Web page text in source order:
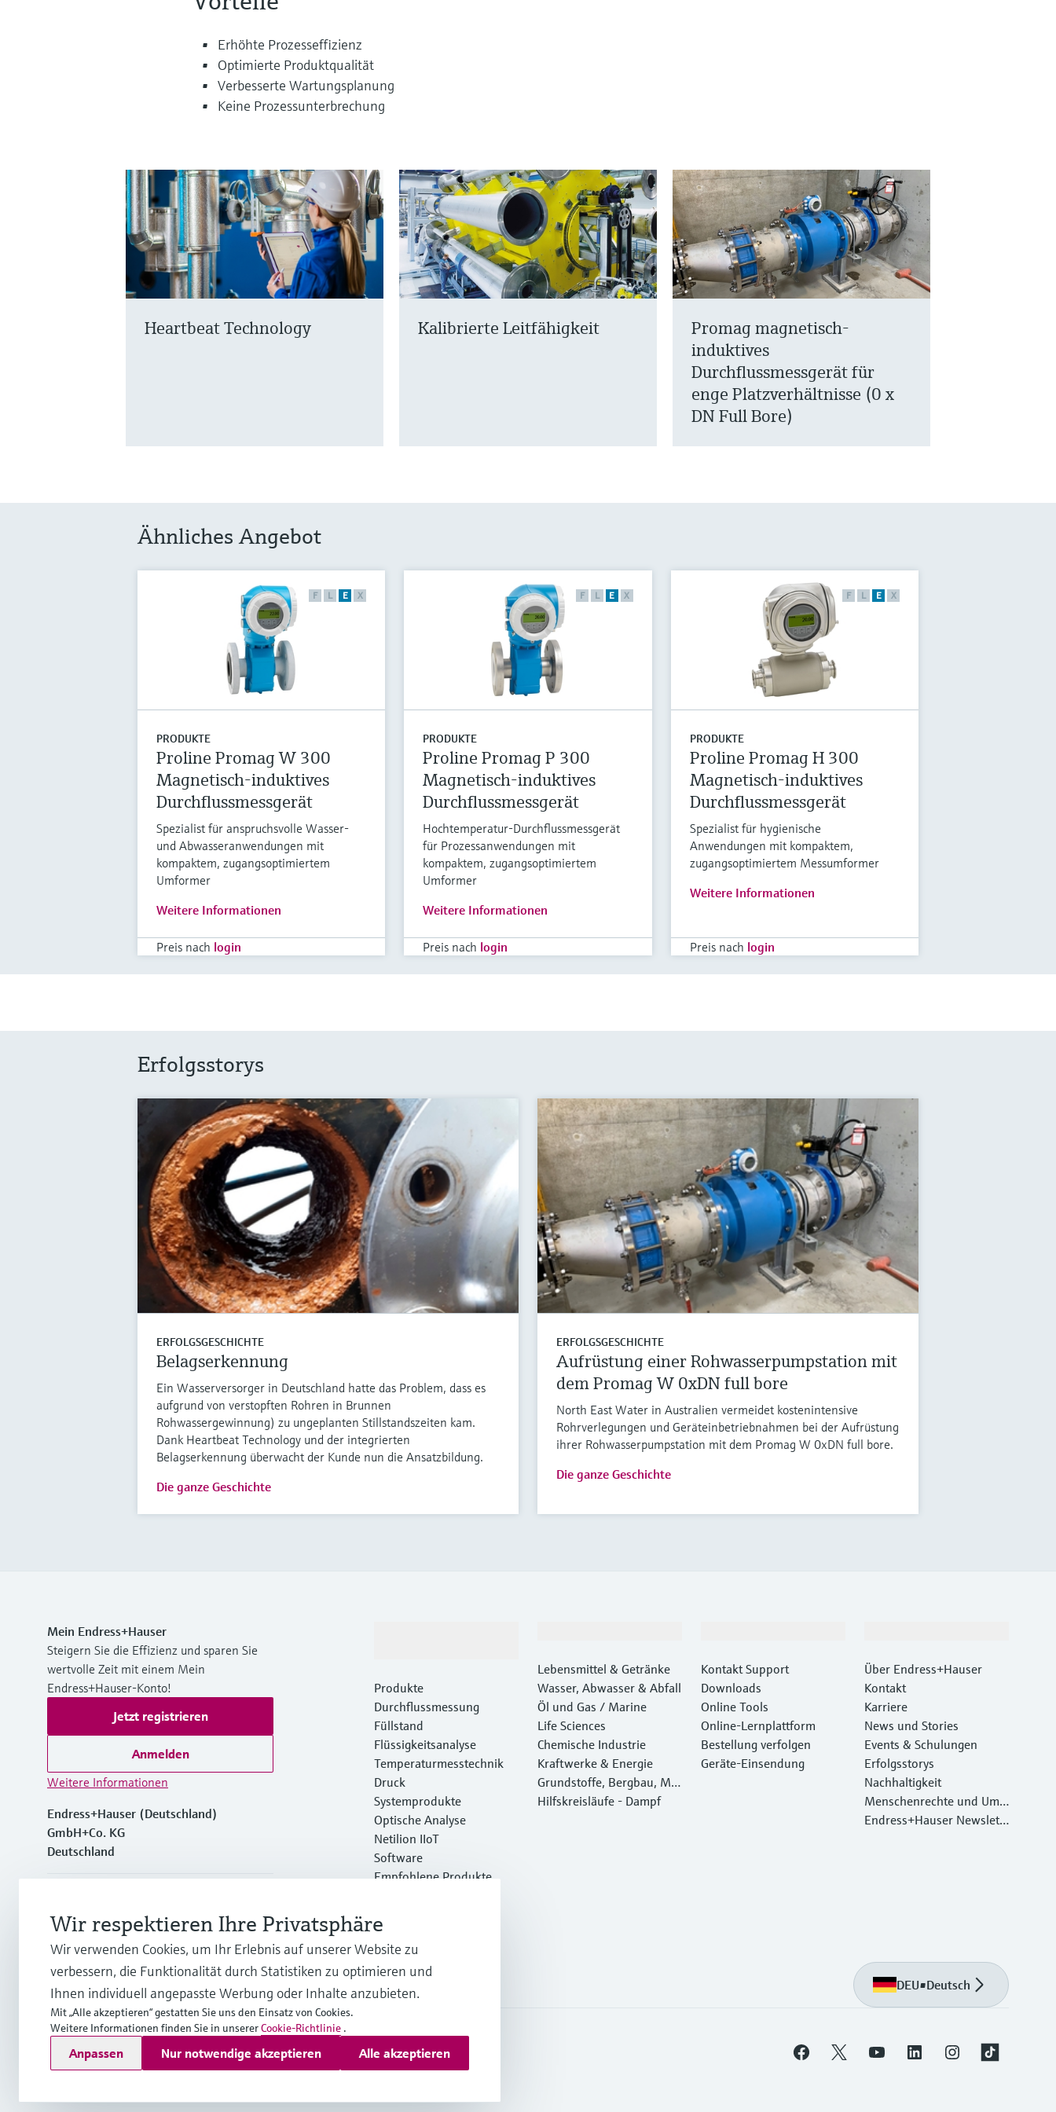
Erhöhte Prozesseffizienz
Optimierte Produktqualität
Verbesserte Wartungsplanung
Keine Prozessunterbrechung
Heartbeat Technology Kalibrierte Leitfähigkeit
Promag magnetisch-
induktives
Durchflussmessgerät für
enge Platzverhältnisse (0 x
DN Full Bore)
Ähnliches Angebot
F L E X
PRODUKTE
Proline Promag W 300
Magnetisch-induktives
Durchflussmessgerät
Spezialist für anspruchsvolle Wasser-
und Abwasseranwendungen mit
kompaktem, zugangsoptimiertem
Umformer
Weitere Informationen
Preis nach login
F L E X
PRODUKTE
Proline Promag P 300
Magnetisch-induktives
Durchflussmessgerät
Hochtemperatur-Durchflussmessgerät
für Prozessanwendungen mit
kompaktem, zugangsoptimiertem
Umformer
Weitere Informationen
Preis nach login
F L E X
PRODUKTE
Proline Promag H 300
Magnetisch-induktives
Durchflussmessgerät
Spezialist für hygienische
Anwendungen mit kompaktem,
zugangsoptimiertem Messumformer
Weitere Informationen
Preis nach login
Erfolgsstorys
ERFOLGSGESCHICHTE
Belagserkennung
Ein Wasserversorger in Deutschland hatte das Problem, dass es
aufgrund von verstopften Rohren in Brunnen
Rohwassergewinnung) zu ungeplanten Stillstandszeiten kam.
Dank Heartbeat Technology und der integrierten
Belagserkennung überwacht der Kunde nun die Ansatzbildung.
Die ganze Geschichte
ERFOLGSGESCHICHTE
Aufrüstung einer Rohwasserpumpstation mit
dem Promag W 0xDN full bore
North East Water in Australien vermeidet kostenintensive
Rohrverlegungen und Geräteinbetriebnahmen bei der Aufrüstung
ihrer Rohwasserpumpstation mit dem Promag W 0xDN full bore.
Die ganze Geschichte
Mein Endress+Hauser
Steigern Sie die Effizienz und sparen Sie
wertvolle Zeit mit einem Mein
Endress+Hauser-Konto!
Jetzt registrieren
Anmelden
Weitere Informationen
Endress+Hauser (Deutschland)
GmbH+Co. KG
Deutschland
+49 (0)7621 97501
info.de@endress.com
Produkte
Durchflussmessung
Füllstand
Flüssigkeitsanalyse
Temperaturmesstechnik
Druck
Systemprodukte
Optische Analyse
Netilion IIoT
Software
Empfohlene Produkte
Lebensmittel & Getränke
Wasser, Abwasser & Abfall
Öl und Gas / Marine
Life Sciences
Chemische Industrie
Kraftwerke & Energie
Grundstoffe, Bergbau, Met
alle
Hilfskreisläufe - Dampf
Kontakt Support
Downloads
Online Tools
Online-Lernplattform
Bestellung verfolgen
Geräte‑Einsendung
Über Endress+Hauser
Kontakt
Karriere
News und Stories
Events & Schulungen
Erfolgsstorys
Nachhaltigkeit
Menschenrechte und Umw
eltschutz
Endress+Hauser Newslett
DEU•Deutsch
Copyright © Endress+Hauser Group Services AG
ImpressumNutzungsbedingungenDatenschutzRechtliches und AGB Deutschland
Wir respektieren Ihre Privatsphäre
Wir verwenden Cookies, um Ihr Erlebnis auf unserer Website zu
verbessern, die Funktionalität durch Statistiken zu optimieren und
Ihnen individuell angepasste Werbung oder Inhalte anzubieten.
Mit „Alle akzeptieren“ gestatten Sie uns den Einsatz von Cookies.
Weitere Informationen finden Sie in unsererCookie-Richtlinie .
Anpassen Nur notwendige akzeptieren Alle akzeptieren